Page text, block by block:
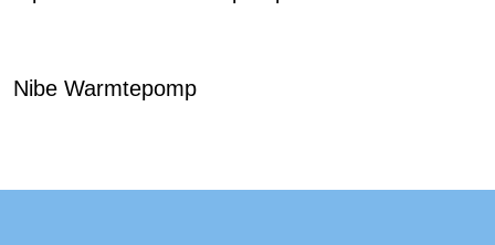
Nibe Warmtepomp